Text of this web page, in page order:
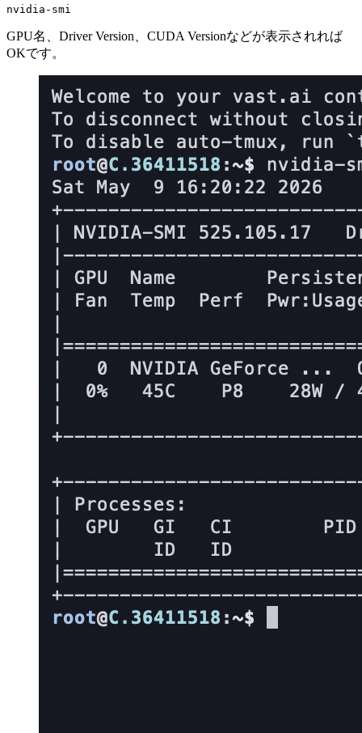
GPU名、Driver Version、CUDA Versionなどが表示されれば
OKです。